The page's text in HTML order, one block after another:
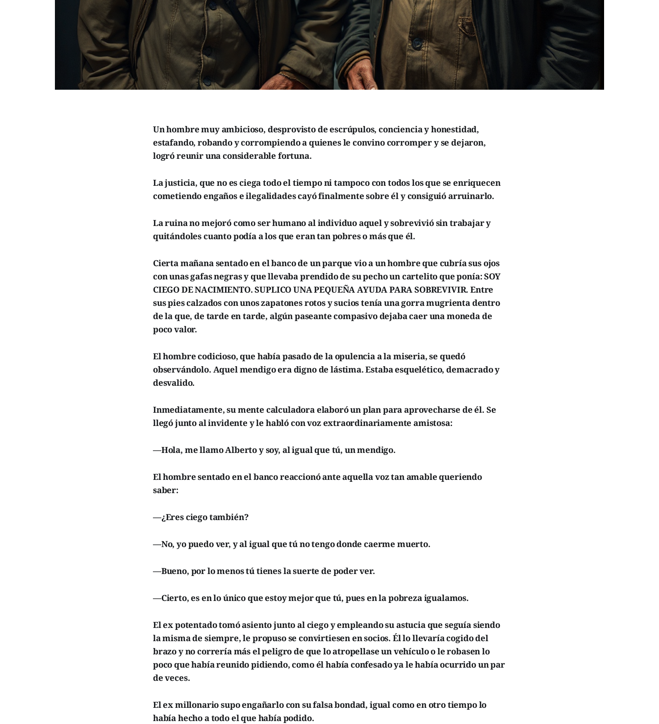
Un hombre muy ambicioso, desprovisto de escrúpulos, conciencia y honestidad,
estafando, robando y corrompiendo a quienes le convino corromper y se dejaron,
logró reunir una considerable fortuna.
La justicia, que no es ciega todo el tiempo ni tampoco con todos los que se enriquecen
cometiendo engaños e ilegalidades cayó finalmente sobre él y consiguió arruinarlo.
La ruina no mejoró como ser humano al individuo aquel y sobrevivió sin trabajar y
quitándoles cuanto podía a los que eran tan pobres o más que él.
Cierta mañana sentado en el banco de un parque vio a un hombre que cubría sus ojos
con unas gafas negras y que llevaba prendido de su pecho un cartelito que ponía: SOY
CIEGO DE NACIMIENTO. SUPLICO UNA PEQUEÑA AYUDA PARA SOBREVIVIR. Entre
sus pies calzados con unos zapatones rotos y sucios tenía una gorra mugrienta dentro
de la que, de tarde en tarde, algún paseante compasivo dejaba caer una moneda de
poco valor.
El hombre codicioso, que había pasado de la opulencia a la miseria, se quedó
observándolo. Aquel mendigo era digno de lástima. Estaba esquelético, demacrado y
desvalido.
Inmediatamente, su mente calculadora elaboró un plan para aprovecharse de él. Se
llegó junto al invidente y le habló con voz extraordinariamente amistosa:
—Hola, me llamo Alberto y soy, al igual que tú, un mendigo.
El hombre sentado en el banco reaccionó ante aquella voz tan amable queriendo
saber:
—¿Eres ciego también?
—No, yo puedo ver, y al igual que tú no tengo donde caerme muerto.
—Bueno, por lo menos tú tienes la suerte de poder ver.
—Cierto, es en lo único que estoy mejor que tú, pues en la pobreza igualamos.
El ex potentado tomó asiento junto al ciego y empleando su astucia que seguía siendo
la misma de siempre, le propuso se convirtiesen en socios. Él lo llevaría cogido del
brazo y no correría más el peligro de que lo atropellase un vehículo o le robasen lo
poco que había reunido pidiendo, como él había confesado ya le había ocurrido un par
de veces.
El ex millonario supo engañarlo con su falsa bondad, igual como en otro tiempo lo
había hecho a todo el que había podido.